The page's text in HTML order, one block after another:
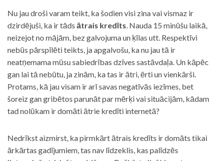
Nu jau droši varam teikt, ka šodien visi zina vai vismaz ir
dzirdējuši, ka ir tāds ātrais kredīts. Nauda 15 minūšu laikā,
neizejot no mājām, bez galvojuma un ķīlas utt. Respektīvi
nebūs pārspīlēti teikts, ja apgalvošu, ka nu jau tā ir
neatņemama mūsu sabiedrības dzīves sastāvdaļa. Un kāpēc
gan lai tā nebūtu, ja zinām, ka tas ir ātri, ērti un vienkārši.
Protams, kā jau visam ir arī savas negatīvās iezīmes, bet
šoreiz gan gribētos parunāt par mērķi vai situācijām, kādam
tad nolūkam ir domāti ātrie kredīti internetā?
Nedrīkst aizmirst, ka pirmkārt ātrais kredīts ir domāts tikai
ārkārtas gadījumiem, tas nav līdzeklis, kas palīdzēs